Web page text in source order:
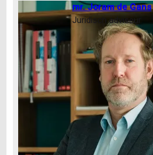
mr. Joram de Gans
Juridisch adviseur